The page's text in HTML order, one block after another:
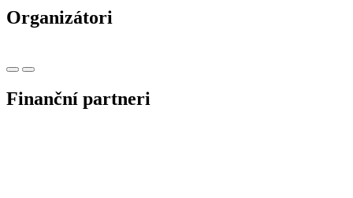
Organizátori
Finanční partneri